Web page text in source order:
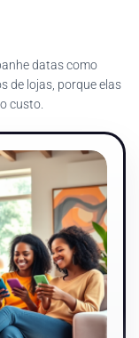
datas como
de lojas, porque elas
custo.